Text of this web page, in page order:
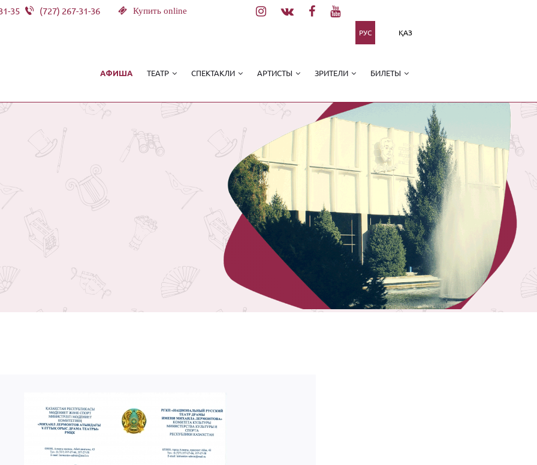
35 (727) 267-31-36 Купить online
РУС ҚАЗ
АФИША ТЕАТР СПЕКТАКЛИ АРТИСТЫ ЗРИТЕЛИ БИЛЕТЫ